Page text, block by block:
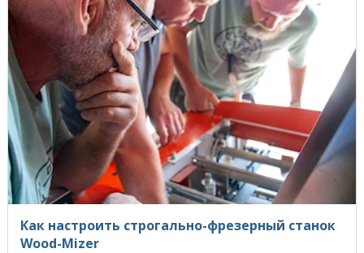
Как настроить строгально-фрезерный станок
Wood-Mizer